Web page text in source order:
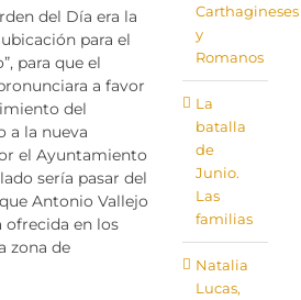
del Día era la
para el
para que el
a favor
del
a la nueva
el Ayuntamiento
sería pasar del
Antonio Vallejo
ofrecida en los
zona de
Carthagineses
y
Romanos
La
batalla
de
Junio.
Las
familias
Natalia
Lucas,